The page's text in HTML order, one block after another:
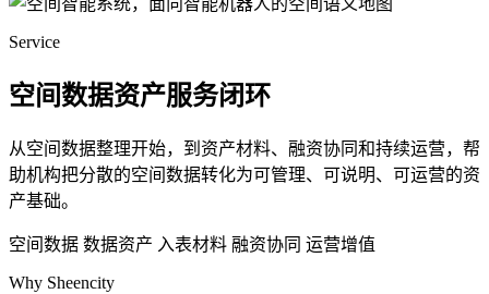
Service
空间数据资产服务闭环
从空间数据整理开始，到资产材料、融资协同和持续运营，帮
助机构把分散的空间数据转化为可管理、可说明、可运营的资
产基础。
空间数据 数据资产 入表材料 融资协同 运营增值
Why Sheencity